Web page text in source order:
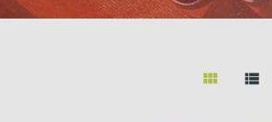
view_module view_list